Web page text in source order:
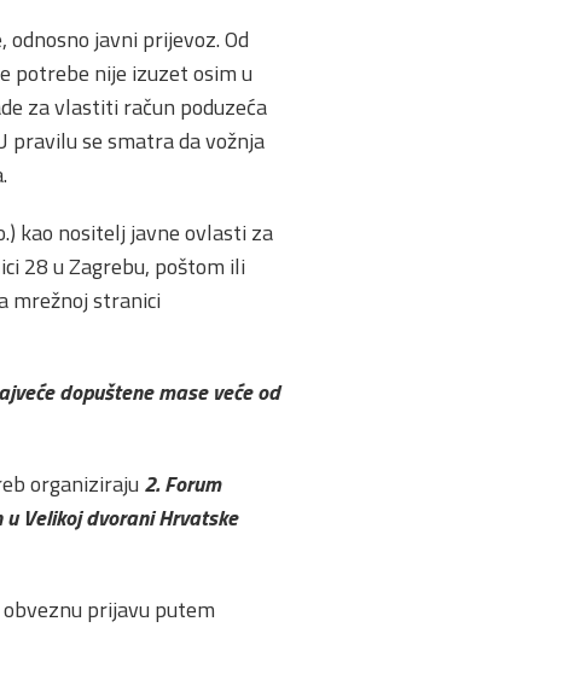
javni prijevoz. Od
potrebe nije izuzet osim u
za vlastiti račun poduzeća
pravilu se smatra da vožnja
kao nositelj javne ovlasti za
28 u Zagrebu, poštom ili
mrežnoj stranici
dopuštene mase veće od
organiziraju 2. Forum
Velikoj dvorani Hrvatske
prijavu putem